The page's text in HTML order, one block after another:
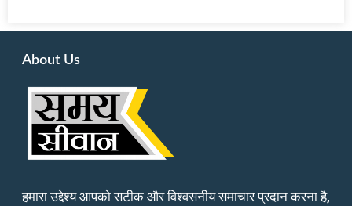
About Us
हमारा उद्देश्य आपको सटीक और विश्वसनीय समाचार प्रदान करना है,